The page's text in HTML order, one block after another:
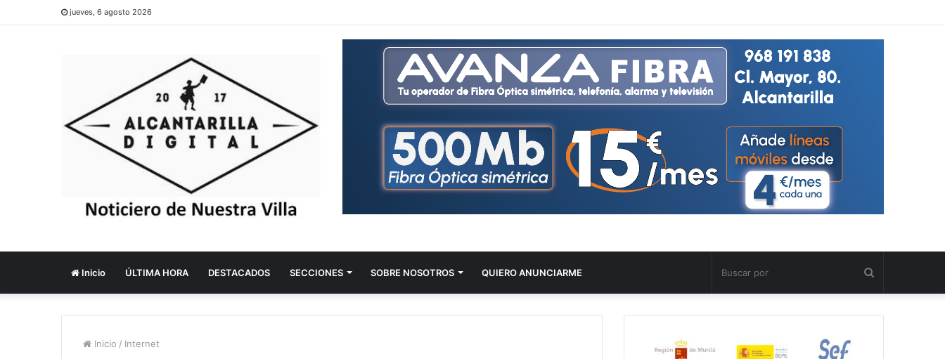
jueves, 6 agosto 2026
Inicio ÚLTIMA HORA DESTACADOS SECCIONES SOBRE NOSOTROS QUIERO ANUNCIARME
por
Inicio / Internet